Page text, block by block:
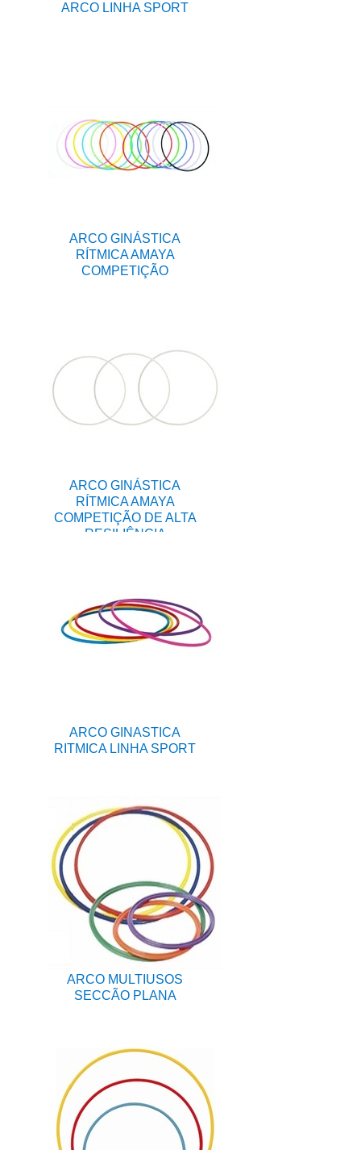
ARCO LINHA SPORT
ARCO GINÁSTICA
RÍTMICA AMAYA
COMPETIÇÃO
ARCO GINÁSTICA
RÍTMICA AMAYA
COMPETIÇÃO DE ALTA
RESILIÊNCIA
ARCO GINASTICA
RITMICA LINHA SPORT
ARCO MULTIUSOS
SECCÃO PLANA